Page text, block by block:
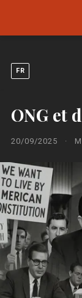
FR
ONG et
20/09/2025 ·